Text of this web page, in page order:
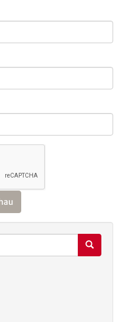
Search